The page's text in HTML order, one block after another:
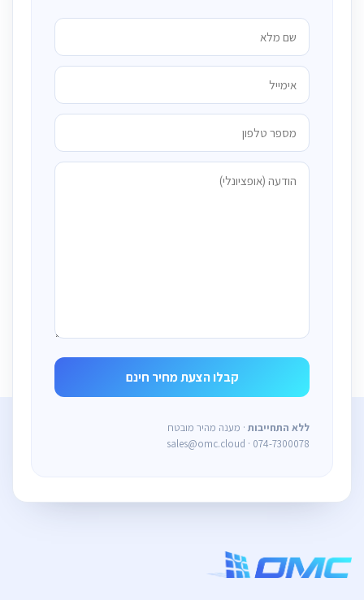
ללא התחייבות · מענה מהיר מובטח
sales@omc.cloud · 074-7300078